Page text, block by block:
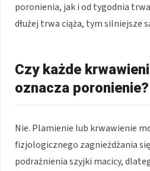
poronienia, jak i od tygodnia
dłużej trwa ciąża, tym silniejsze
Czy każde
oznacza poronienie?
Nie. Plamienie lub krwawienie
fizjologicznego zagnieżdżania
podrażnienia szyjki macicy,